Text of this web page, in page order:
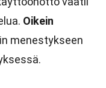
Oikein
menestykseen